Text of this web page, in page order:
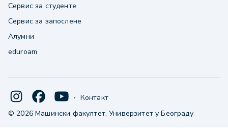
Сервис за студенте
Сервис за запослене
Алумни
eduroam
· Контакт
© 2026 Машински факултет, Универзитет у Београду